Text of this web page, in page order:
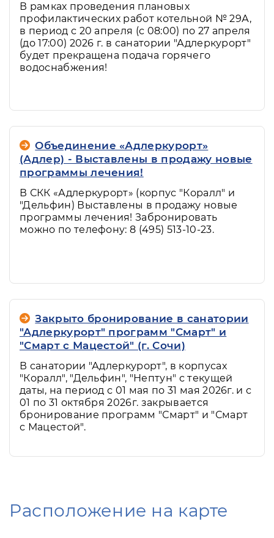
В рамках проведения плановых
профилактических работ котельной № 29А,
в период с 20 апреля (с 08:00) по 27 апреля
(до 17:00) 2026 г. в санатории "Адлеркурорт"
будет прекращена подача горячего
водоснабжения!
Объединение «Адлеркурорт»
(Адлер) - Выставлены в продажу новые
программы лечения!
В СКК «Адлеркурорт» (корпус "Коралл" и
"Дельфин) Выставлены в продажу новые
программы лечения! Забронировать
можно по телефону: 8 (495) 513-10-23.
Закрыто бронирование в санатории
"Адлеркурорт" программ "Смарт" и
"Смарт с Мацестой" (г. Сочи)
В санатории "Адлеркурорт", в корпусах
"Коралл", "Дельфин", "Нептун" с текущей
даты, на период с 01 мая по 31 мая 2026г. и с
01 по 31 октября 2026г. закрывается
бронирование программ "Смарт" и "Смарт
с Мацестой".
Расположение на карте